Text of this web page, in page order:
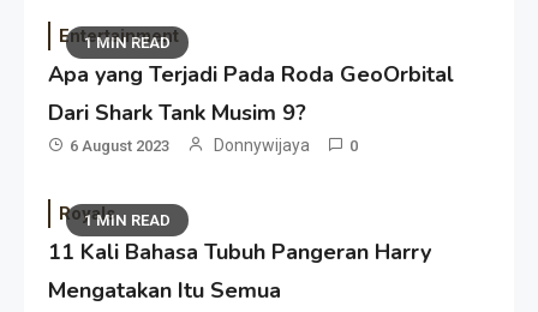
1 MIN READ
Entertainment
Apa yang Terjadi Pada Roda GeoOrbital
Dari Shark Tank Musim 9?
6 August 2023 Donnywijaya 0
1 MIN READ
Royals
11 Kali Bahasa Tubuh Pangeran Harry
Mengatakan Itu Semua